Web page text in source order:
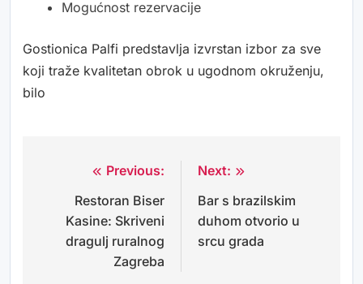
Mogućnost rezervacije
Gostionica Palfi predstavlja izvrstan izbor za sve
koji traže kvalitetan obrok u ugodnom okruženju,
bilo
Navigacija
objava
Previous:
Restoran Biser
Kasine: Skriveni
dragulj ruralnog
Zagreba
Next:
Bar s brazilskim
duhom otvorio u
srcu grada